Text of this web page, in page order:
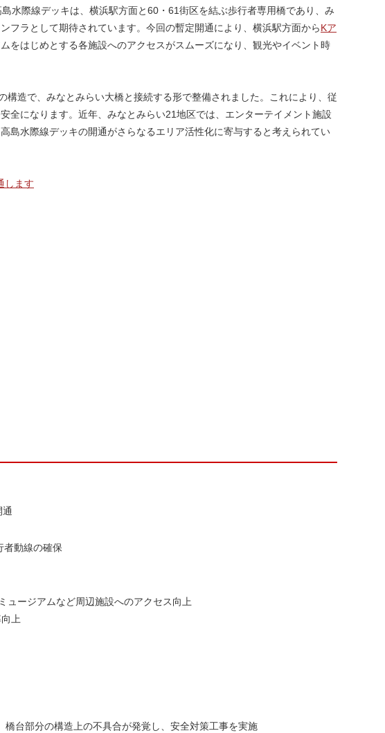
水際線デッキは、横浜駅方面と60・61街区を結ぶ歩行者専用橋であり、み
フラとして期待されています。今回の暫定開通により、横浜駅方面からKア
をはじめとする各施設へのアクセスがスムーズになり、観光やイベント時
造で、みなとみらい大橋と接続する形で整備されました。これにより、従
全になります。近年、みなとみらい21地区では、エンターテイメント施設
島水際線デッキの開通がさらなるエリア活性化に寄与すると考えられてい
します
者動線の確保
ュージアムなど周辺施設へのアクセス向上
上
台部分の構造上の不具合が発覚し、安全対策工事を実施